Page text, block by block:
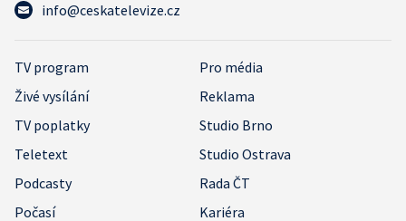
info@ceskatelevize.cz
TV program
Pro média
Živé vysílání
Reklama
TV poplatky
Studio Brno
Teletext
Studio Ostrava
Podcasty
Rada ČT
Počasí
Kariéra